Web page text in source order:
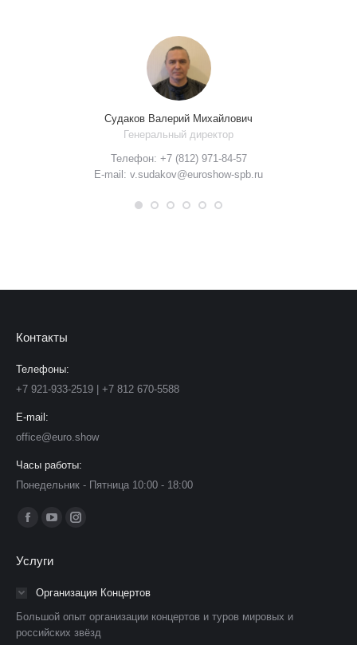
Судаков Валерий Михайлович
Генеральный директор
Телефон: +7 (812) 971-84-57
E-mail: v.sudakov@euroshow-spb.ru
Контакты
Телефоны:
+7 921-933-2519 | +7 812 670-5588
E-mail:
office@euro.show
Часы работы:
Понедельник - Пятница 10:00 - 18:00
Ищите нас:
Страница
открывается
окне
Страница
открывается
в
окне
Страница
в
окне
Услуги
Организация Концертов
Большой опыт организации концертов и туров мировых и
российских звёзд